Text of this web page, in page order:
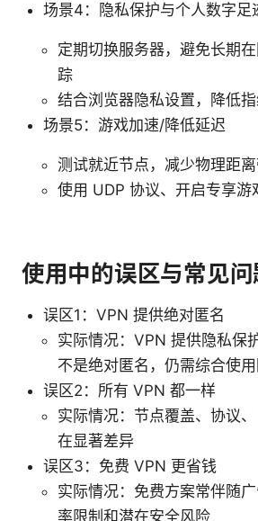
场景4：隐私保护与个人数字足
定期切换服务器，避免长期
踪
结合浏览器隐私设置，降低
场景5：游戏加速/降低延迟
测试就近节点，减少物理距
使用 UDP 协议、开启专享游
使用中的误区与常见问
误区1：VPN 提供绝对匿名
实际情况：VPN 提供隐私保
不是绝对匿名，仍需综合使
误区2：所有 VPN 都一样
实际情况：节点覆盖、协议
在显著差异
误区3：免费 VPN 更省钱
实际情况：免费方案常伴随
率限制和潜在安全风险